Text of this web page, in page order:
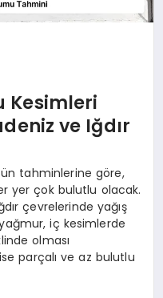
Kesimleri
ve Iğdır
tahminlerine göre,
yer çok bulutlu olacak.
çevrelerinde yağış
yağmur, iç kesimlerde
olması
parçalı ve az bulutlu